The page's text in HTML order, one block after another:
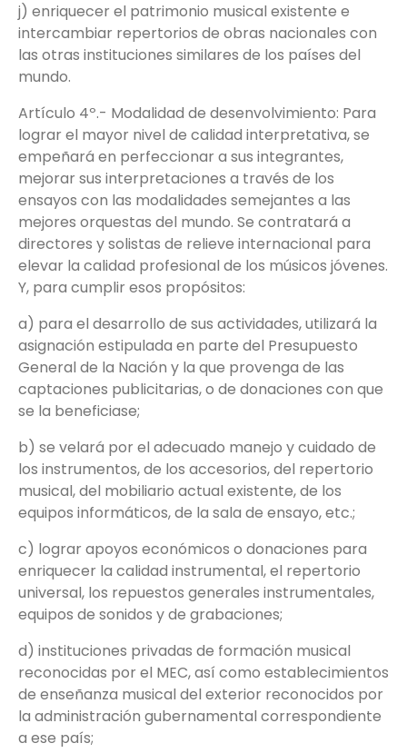
j) enriquecer el patrimonio musical existente e
intercambiar repertorios de obras nacionales con
las otras instituciones similares de los países del
mundo.
Artículo 4º.- Modalidad de desenvolvimiento: Para
lograr el mayor nivel de calidad interpretativa, se
empeñará en perfeccionar a sus integrantes,
mejorar sus interpretaciones a través de los
ensayos con las modalidades semejantes a las
mejores orquestas del mundo. Se contratará a
directores y solistas de relieve internacional para
elevar la calidad profesional de los músicos jóvenes.
Y, para cumplir esos propósitos:
a) para el desarrollo de sus actividades, utilizará la
asignación estipulada en parte del Presupuesto
General de la Nación y la que provenga de las
captaciones publicitarias, o de donaciones con que
se la beneficiase;
b) se velará por el adecuado manejo y cuidado de
los instrumentos, de los accesorios, del repertorio
musical, del mobiliario actual existente, de los
equipos informáticos, de la sala de ensayo, etc.;
c) lograr apoyos económicos o donaciones para
enriquecer la calidad instrumental, el repertorio
universal, los repuestos generales instrumentales,
equipos de sonidos y de grabaciones;
d) instituciones privadas de formación musical
reconocidas por el MEC, así como establecimientos
de enseñanza musical del exterior reconocidos por
la administración gubernamental correspondiente
a ese país;